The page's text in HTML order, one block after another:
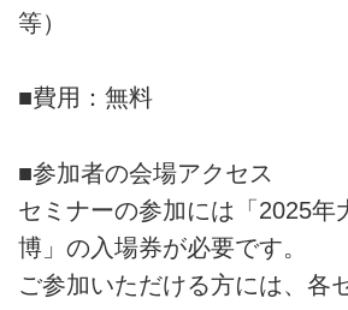
等）
■費用：無料
■参加者の会場アクセス
セミナーの参加には「2025年
博」の入場券が必要です。
ご参加いただける方には、各